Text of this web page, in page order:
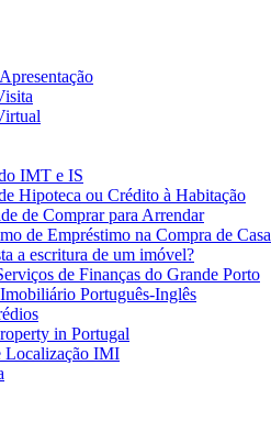
IMT e IS
Hipoteca ou Crédito à Habitação
de Comprar para Arrendar
de Empréstimo na Compra de Casa
a escritura de um imóvel?
de Finanças do Grande Porto
Português-Inglês
in Portugal
Localização IMI